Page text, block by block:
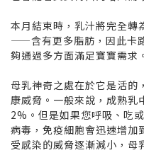
本月結束時，乳汁將完全轉
——含有更多脂肪，因此卡
夠通過多方面滿足寶寶需求。
母乳神奇之處在於它是活的
康威脅。一般來說，成熟
2%。但是如果您呼吸、吃
病毒，免疫細胞會迅速增
受感染的威脅逐漸減小，母